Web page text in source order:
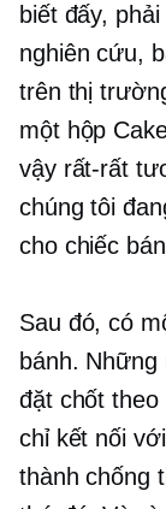
biết đấy,
nghiên cứu,
trên thị
một hộp
vậy rất-rất
chúng tôi
cho chiếc
Sau đó, có
bánh.
đặt chốt
chỉ kết nối
thànhchống